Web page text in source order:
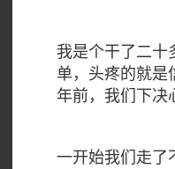
我是个干了二十
单，头疼的就是
年前，我们下决
一开始我们走了